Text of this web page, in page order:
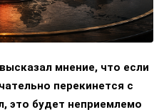
мнение, что если
перекинется с
это будет неприемлемо